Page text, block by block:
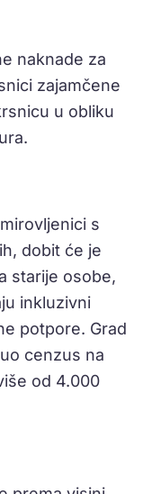
naknade za
zajamčene
u obliku
s
dobit će je
starije osobe,
inkluzivni
potpore. Grad
cenzus na
od 4.000